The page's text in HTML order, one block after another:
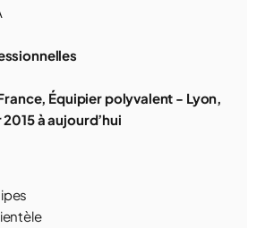
Équipier polyvalent - Lyon,
à aujourd’hui